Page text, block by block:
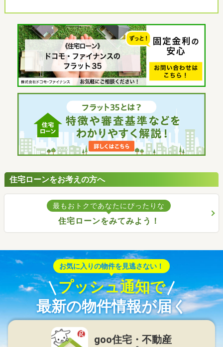
住宅ローンをお考えの方へ
最もおトクであなたにぴったりな
住宅ローンをみてみよう！
お気に入りの物件を見逃さない！
プッシュ通知で
最新の物件情報が届く
goo住宅・不動産